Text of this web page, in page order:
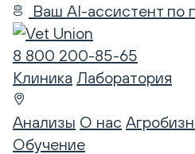
Ваш AI-ассистент по
8 800 200-85-65
Клиника Лаборатория
Анализы О нас
Обучение